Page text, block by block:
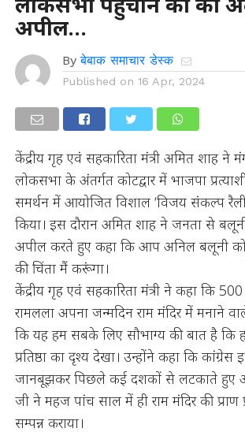
अपील…
By बेबाक समाचार डेस्क
Published on 16 Apr, 2024
केंद्रीय गृह एवं सहकारिता मंत्री अमित शाह ने
लोकसभा के अंतर्गत कोटद्वार में भाजपा
समर्थन में आयोजित विशाल ‘विजय संकल्प
किया। इस दौरान अमित शाह ने जनता से
अपील करते हुए कहा कि आप अनिल बलूनी
की चिंता मैं करूंगा।
केंद्रीय गृह एवं सहकारिता मंत्री ने कहा कि
रामलला अपना जन्मदिन राम मंदिर में मनाने
कि यह हम सबके लिए सौभाग्य की बात है कि
प्रतिष्ठा का दृश्य देखा। उन्होंने कहा कि
जानबूझकर पिछले कई दशकों से लटकाते हुए
जी ने महज पांच साल में ही राम मंदिर की प्राण
सम्पन्न कराया।